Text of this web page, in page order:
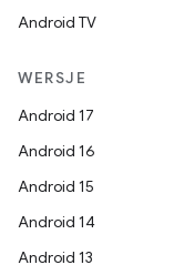
Android TV
WERSJE
Android 17
Android 16
Android 15
Android 14
Android 13